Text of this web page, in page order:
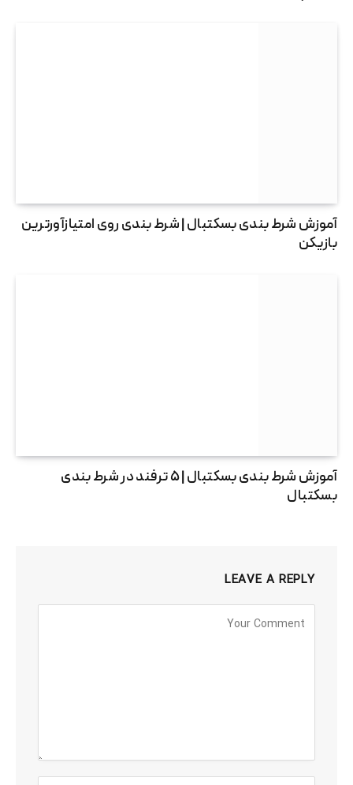
آموزش شرط بندی بسکتبال | شرط بندی روی امتیازآورترین
بازیکن
آموزش شرط بندی بسکتبال | ۵ ترفند در شرط بندی
بسکتبال
LEAVE A REPLY